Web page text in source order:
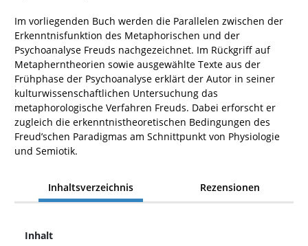
Im vorliegenden Buch werden die Parallelen zwischen der
Erkenntnisfunktion des Metaphorischen und der
Psychoanalyse Freuds nachgezeichnet. Im Rückgriff auf
Metapherntheorien sowie ausgewählte Texte aus der
Frühphase der Psychoanalyse erklärt der Autor in seiner
kulturwissenschaftlichen Untersuchung das
metaphorologische Verfahren Freuds. Dabei erforscht er
zugleich die erkenntnistheoretischen Bedingungen des
Freud’schen Paradigmas am Schnittpunkt von Physiologie
und Semiotik.
Inhaltsverzeichnis Rezensionen
Inhalt